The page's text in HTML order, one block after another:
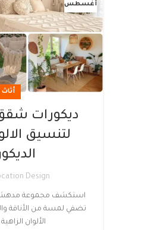
أغسطس
أثاث
لتنسيق
Design
استكشف مجموعة مدهشة
تضفي لمسة من الأناقة
الألوان